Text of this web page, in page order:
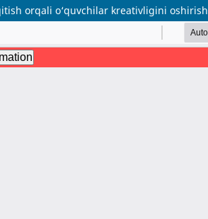
orqali o‘quvchilar kreativligini oshirish